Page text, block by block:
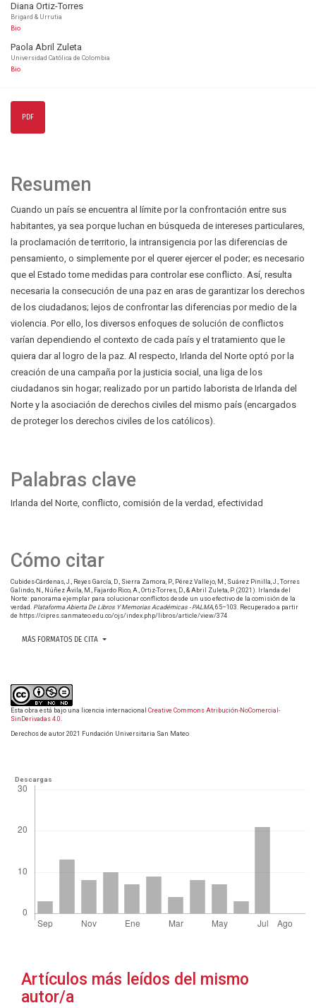
Diana Ortiz-Torres
Brigard & Urrutia
Bio
Paola Abril Zuleta
Universidad Católica de Colombia
Bio
PDF
Palabras clave
Irlanda del Norte conflicto comisión de la verdad efectividad
Cómo citar
Cubides-Cárdenas, J., Reyes García, D., Sierra Zamora, P., Pérez Vallejo, M., Suárez Pinilla, J., Torres
Galindo, N., Núñez Ávila, M., Fajardo Rico, A., Ortiz-Torres, D., & Abril Zuleta, P. (2021). Irlanda del
Norte: panorama ejemplar para solucionar conflictos desde un uso efectivo de la comisión de la
verdad. Plataforma Abierta De Libros Y Memorias Académicas - PALMA, 65–103. Recuperado a partir
de https://cipres.sanmateo.edu.co/ojs/index.php/libros/article/view/374
MÁS FORMATOS DE CITA
Resumen
Cuando un país se encuentra al límite por la confrontación entre sus
habitantes, ya sea porque luchan en búsqueda de intereses particulares,
la proclamación de territorio, la intransigencia por las diferencias de
pensamiento, o simplemente por el querer ejercer el poder; es necesario
que el Estado tome medidas para controlar ese conflicto. Así, resulta
necesaria la consecución de una paz en aras de garantizar los derechos
de los ciudadanos; lejos de confrontar las diferencias por medio de la
violencia. Por ello, los diversos enfoques de solución de conflictos
varían dependiendo el contexto de cada país y el tratamiento que le
quiera dar al logro de la paz. Al respecto, Irlanda del Norte optó por la
creación de una campaña por la justicia social, una liga de los
ciudadanos sin hogar; realizado por un partido laborista de Irlanda del
Norte y la asociación de derechos civiles del mismo país (encargados
de proteger los derechos civiles de los católicos).
Esta obra está bajo una licencia internacional Creative Commons Atribución-NoComercial-
SinDerivadas 4.0.
Derechos de autor 2021 Fundación Universitaria San Mateo
Descargas
Artículos más leídos del mismo
autor/a